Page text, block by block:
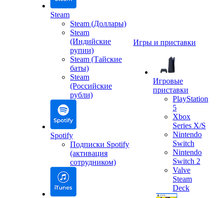
Steam
Steam (Доллары)
Steam
(Индийские
рупии)
Steam (Тайские
баты)
Steam
(Российские
рубли)
Spotify
Подписки Spotify
(активация
сотрудником)
Игры и приставки
Игровые
приставки
PlayStation
5
Xbox
Series X/S
Nintendo
Switch
Nintendo
Switch 2
Valve
Steam
Deck